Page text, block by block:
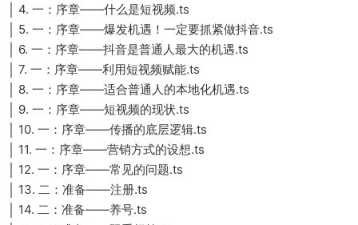
│ 4. 一：序章——什么是短视频.ts
│ 5. 一：序章——爆发机遇！一定要抓紧做抖音.ts
│ 6. 一：序章——抖音是普通人最大的机遇.ts
│ 7. 一：序章——利用短视频赋能.ts
│ 8. 一：序章——适合普通人的本地化机遇.ts
│ 9. 一：序章——短视频的现状.ts
│ 10. 一：序章——传播的底层逻辑.ts
│ 11. 一：序章——营销方式的设想.ts
│ 12. 一：序章——常见的问题.ts
│ 13. 二：准备——注册.ts
│ 14. 二：准备——养号.ts